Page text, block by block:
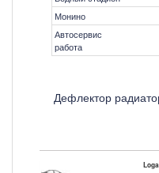
Монино
Автосервис
работа
Дефлектор